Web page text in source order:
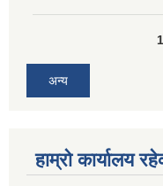
अन्य
हाम्रो कार्यालय